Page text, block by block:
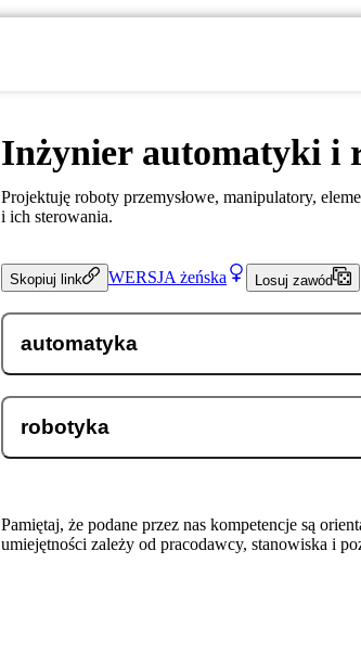
Inżynier automatyki i
Projektuję roboty przemysłowe, manipulatory,
i ich sterowania.
Skopiuj link WERSJA żeńska Losuj zawód
automatyka
robotyka
Pamiętaj, że podane przez nas kompetencje są
umiejętności zależy od pracodawcy, stanowiska i